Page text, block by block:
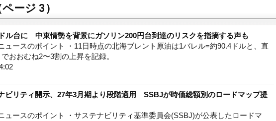
ージ 3）
ル台に 中東情勢を背景にガソリン200円台到達のリスクを指摘する声も
ュースのポイント ・11日時点の北海ブレント原油は1バレル=約90.4ドルと、直
おおむね2〜3割の上昇を記録。
ビリティ開示、27年3月期より段階適用 SSBJが時価総額別のロードマップ提
ュースのポイント ・サステナビリティ基準委員会(SSBJ)が公表したロードマ